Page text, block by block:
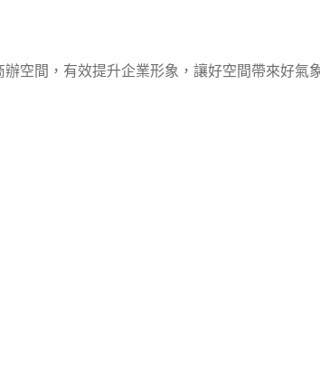
空間，有效提升企業形象，讓好空間帶來好氣